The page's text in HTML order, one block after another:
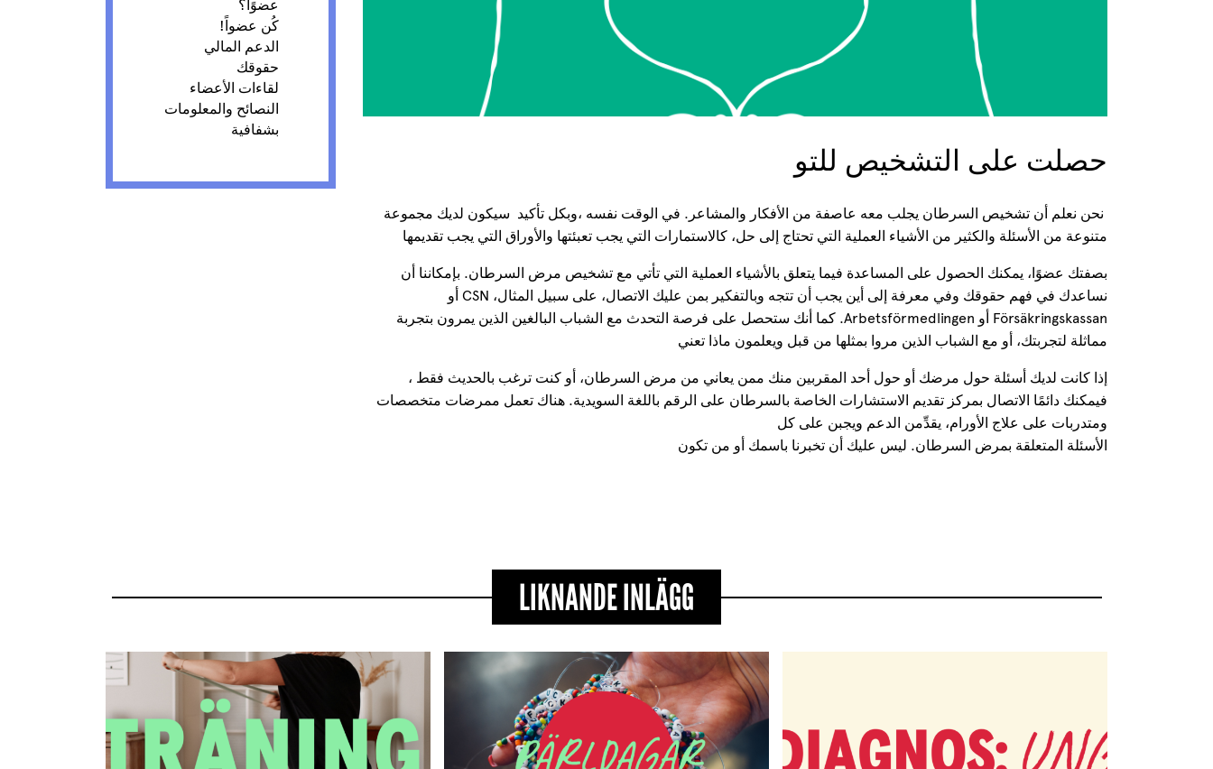
عضوًا؟
كُن عضواً!
الدعم المالي
حقوقك
لقاءات الأعضاء
النصائح والمعلومات
بشفافية
حصلت على التشخيص للتو
نحن نعلم أن تشخيص السرطان يجلب معه عاصفة من الأفكار والمشاعر. في الوقت نفسه ،وبكل تأكيد سيكون لديك مجموعة
متنوعة من الأسئلة والكثير من الأشياء العملية التي تحتاج إلى حل، كالاستمارات التي يجب تعبئتها والأوراق التي يجب تقديمها
بصفتك عضوًا، يمكنك الحصول على المساعدة فيما يتعلق بالأشياء العملية التي تأتي مع تشخيص مرض السرطان. بإمكاننا أن
نساعدك في فهم حقوقك وفي معرفة إلى أين يجب أن تتجه وبالتفكير بمن عليك الاتصال، على سبيل المثال، CSN أو
Försäkringskassan أو Arbetsförmedlingen. كما أنك ستحصل على فرصة التحدث مع الشباب البالغين الذين يمرون بتجربة
مماثلة لتجربتك، أو مع الشباب الذين مروا بمثلها من قبل ويعلمون ماذا تعني
إذا كانت لديك أسئلة حول مرضك أو حول أحد المقربين منك ممن يعاني من مرض السرطان، أو كنت ترغب بالحديث فقط ،
فيمكنك دائمًا الاتصال بمركز تقديم الاستشارات الخاصة بالسرطان على الرقم باللغة السويدية. هناك تعمل ممرضات متخصصات
ومتدربات على علاج الأورام، يقدِّمن الدعم ويجبن على كل
الأسئلة المتعلقة بمرض السرطان. ليس عليك أن تخبرنا باسمك أو من تكون
LIKNANDE INLÄGG